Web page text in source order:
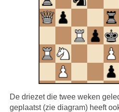
De driezet die twee weken
geplaatst (zie diagram) heeft